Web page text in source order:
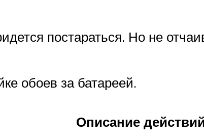
постараться. Но не
обоев за батареей.
Описание